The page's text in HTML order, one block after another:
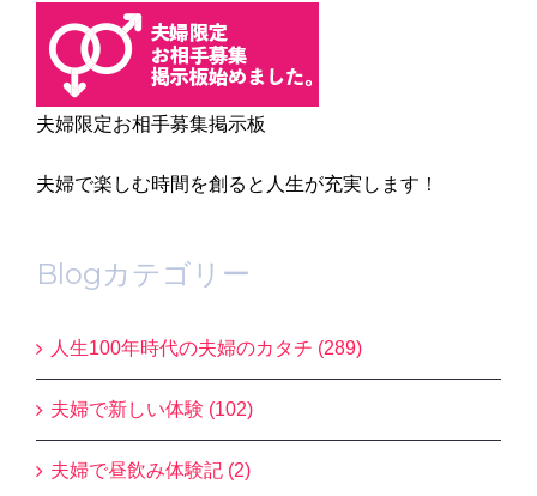
夫婦限定お相手募集掲示板
夫婦で楽しむ時間を創ると人生が充実します！
Blogカテゴリー
人生100年時代の夫婦のカタチ (289)
夫婦で新しい体験 (102)
夫婦で昼飲み体験記 (2)